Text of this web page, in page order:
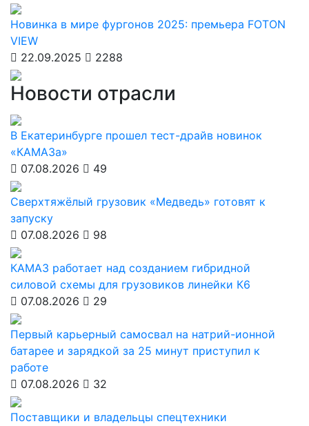
Новинка в мире фургонов 2025: премьера FOTON
VIEW
22.09.2025
2288
Новости отрасли
В Екатеринбурге прошел тест-драйв новинок
«КАМАЗа»
07.08.2026
49
Сверхтяжёлый грузовик «Медведь» готовят к
запуску
07.08.2026
98
КАМАЗ работает над созданием гибридной
силовой схемы для грузовиков линейки К6
07.08.2026
29
Первый карьерный самосвал на натрий-ионной
батарее и зарядкой за 25 минут приступил к
работе
07.08.2026
32
Поставщики и владельцы спецтехники